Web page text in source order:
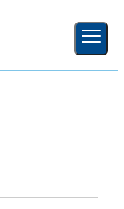
新規登録